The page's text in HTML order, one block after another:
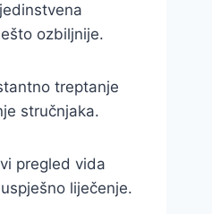
ozbiljnije.
treptanje
stručnjaka.
pregled vida
liječenje.